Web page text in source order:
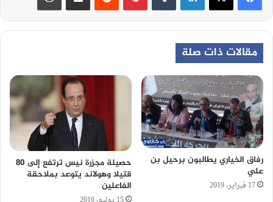
مقالات ذات صلة
رفاق الخياري يطالبون برحيل بن
علي
17 فبراير، 2019
حصيلة مجزرة نيس ترتفع إلى 80
قتيلا وهولاند يتوعد بملاحقة
الفاعلين